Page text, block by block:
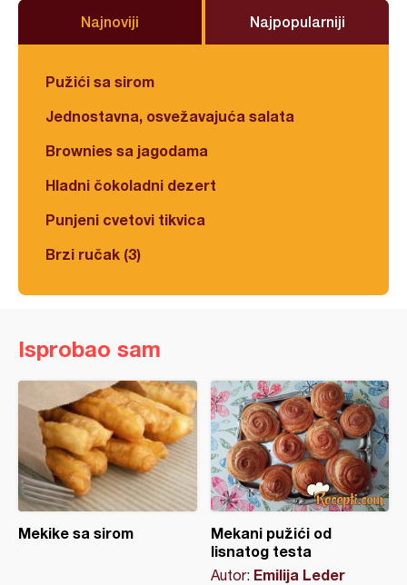
Najnoviji Najpopularniji
Pužići sa sirom
Jednostavna, osvežavajuća salata
Brownies sa jagodama
Hladni čokoladni dezert
Punjeni cvetovi tikvica
Brzi ručak (3)
Isprobao sam
Mekike sa sirom
Mekani pužići od
lisnatog testa
Autor: Emilija Leder